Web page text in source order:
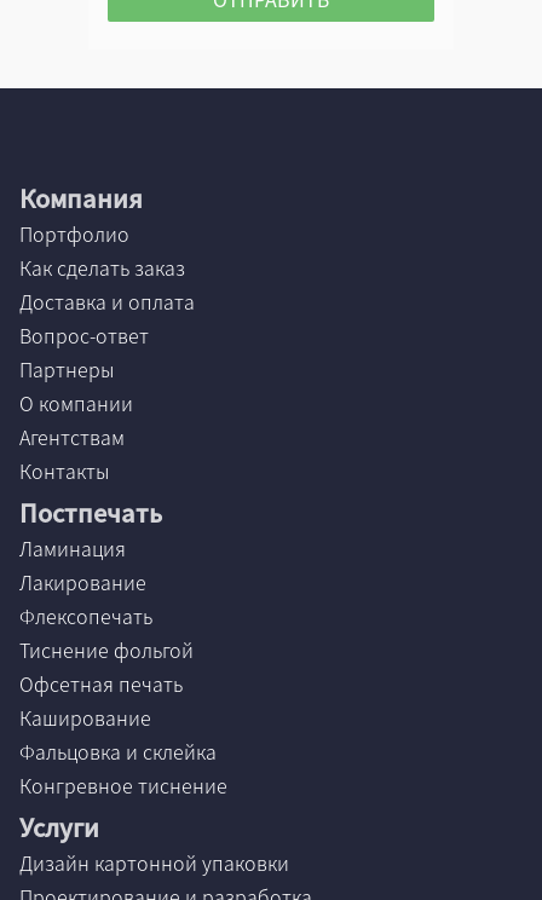
Компания
Портфолио
Как сделать заказ
Доставка и оплата
Вопрос-ответ
Партнеры
О компании
Агентствам
Контакты
Постпечать
Ламинация
Лакирование
Флексопечать
Тиснение фольгой
Офсетная печать
Каширование
Фальцовка и склейка
Конгревное тиснение
Услуги
Дизайн картонной упаковки